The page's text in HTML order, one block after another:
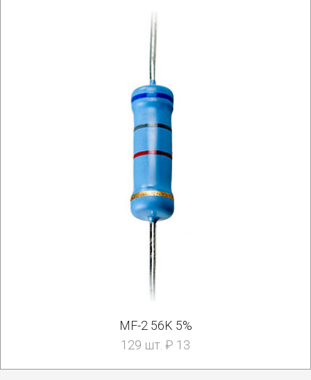
MF-2 56K 5%
129 шт. ₽ 13